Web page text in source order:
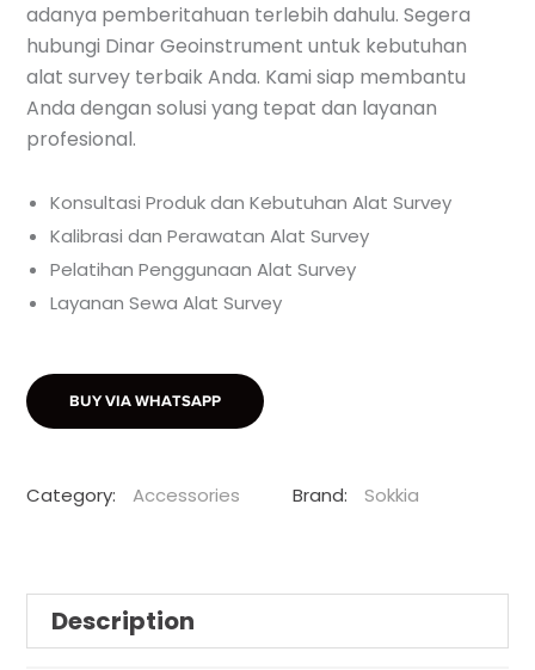
adanya pemberitahuan terlebih dahulu. Segera
hubungi Dinar Geoinstrument untuk kebutuhan
alat survey terbaik Anda. Kami siap membantu
Anda dengan solusi yang tepat dan layanan
profesional.
Konsultasi Produk dan Kebutuhan Alat Survey
Kalibrasi dan Perawatan Alat Survey
Pelatihan Penggunaan Alat Survey
Layanan Sewa Alat Survey
BUY VIA WHATSAPP
Category: Accessories Brand: Sokkia
Description